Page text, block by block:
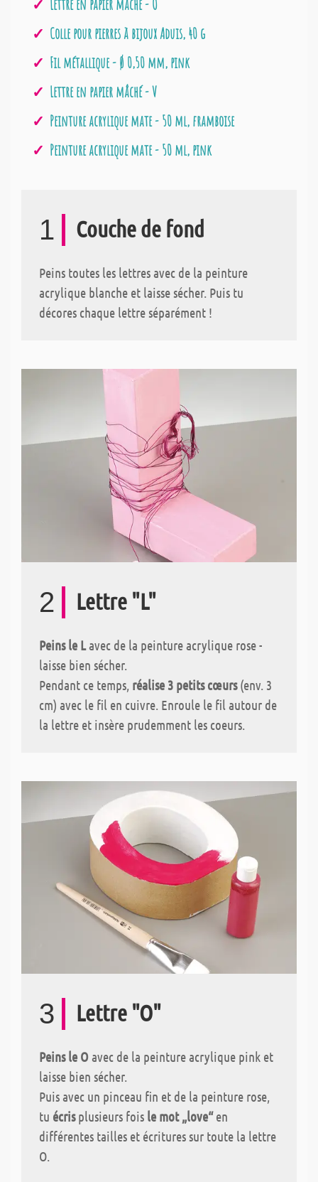
Lettre en papier mâché - O
Colle pour pierres à bijoux Aduis, 40 g
Fil métallique - Ø 0,50 mm, pink
Lettre en papier mâché - V
Peinture acrylique mate - 50 ml, framboise
Peinture acrylique mate - 50 ml, pink
1 Couche de fond
Peins toutes les lettres avec de la peinture
acrylique blanche et laisse sécher. Puis tu
décores chaque lettre séparément !
2 Lettre "L"
Peins le Lavec de la peinture acrylique rose -
laisse bien sécher.
Pendant ce temps, réalise 3 petits cœurs(env. 3
cm) avec le fil en cuivre. Enroule le fil autour de
la lettre et insère prudemment les coeurs.
3 Lettre "O"
Peins le Oavec de la peinture acrylique pink et
laisse bien sécher.
Puis avec un pinceau fin et de la peinture rose,
tu écrisplusieurs fois le mot „love“en
différentes tailles et écritures sur toute la lettre
O.